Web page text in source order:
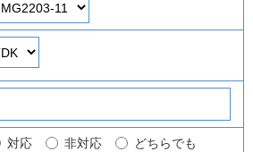
対応 非対応 どちらでも